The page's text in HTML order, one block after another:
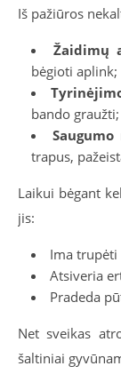
Iš pažiūros
Žaidimų
bėgioti aplink;
bando graužti;
Saugumo
trapus,
Laikui bėgant
jis:
Ima
Atsiveria
Pradeda
Net sveikas
šaltiniai